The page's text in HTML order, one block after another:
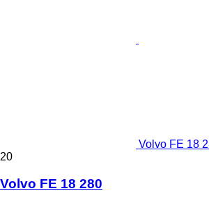
Volvo FE 18
20
Volvo FE 18 280